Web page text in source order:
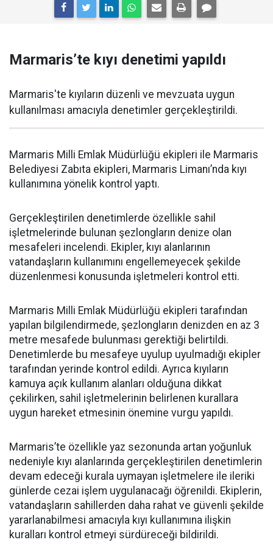
Marmaris’te kıyı denetimi yapıldı
Marmaris'te kıyıların düzenli ve mevzuata uygun
kullanılması amacıyla denetimler gerçekleştirildi.
Marmaris Milli Emlak Müdürlüğü ekipleri ile Marmaris
Belediyesi Zabıta ekipleri, Marmaris Limanı’nda kıyı
kullanımına yönelik kontrol yaptı.
Gerçekleştirilen denetimlerde özellikle sahil
işletmelerinde bulunan şezlongların denize olan
mesafeleri incelendi. Ekipler, kıyı alanlarının
vatandaşların kullanımını engellemeyecek şekilde
düzenlenmesi konusunda işletmeleri kontrol etti.
Marmaris Milli Emlak Müdürlüğü ekipleri tarafından
yapılan bilgilendirmede, şezlongların denizden en az 3
metre mesafede bulunması gerektiği belirtildi.
Denetimlerde bu mesafeye uyulup uyulmadığı ekipler
tarafından yerinde kontrol edildi. Ayrıca kıyıların
kamuya açık kullanım alanları olduğuna dikkat
çekilirken, sahil işletmelerinin belirlenen kurallara
uygun hareket etmesinin önemine vurgu yapıldı.
Marmaris’te özellikle yaz sezonunda artan yoğunluk
nedeniyle kıyı alanlarında gerçekleştirilen denetimlerin
devam edeceği kurala uymayan işletmelere ile ileriki
günlerde cezai işlem uygulanacağı öğrenildi. Ekiplerin,
vatandaşların sahillerden daha rahat ve güvenli şekilde
yararlanabilmesi amacıyla kıyı kullanımına ilişkin
kuralları kontrol etmeyi sürdüreceği bildirildi.